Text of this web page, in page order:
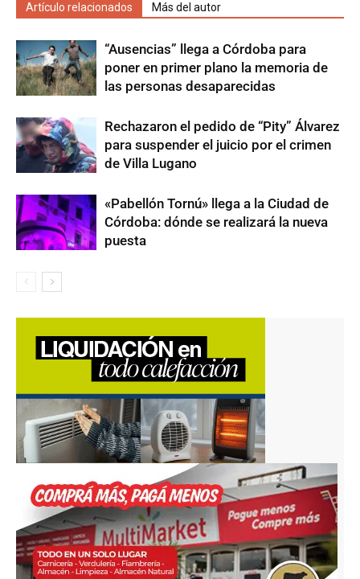
Artículo relacionados Más del autor
“Ausencias” llega a Córdoba para
poner en primer plano la memoria de
las personas desaparecidas
Rechazaron el pedido de “Pity” Álvarez
para suspender el juicio por el crimen
de Villa Lugano
«Pabellón Tornú» llega a la Ciudad de
Córdoba: dónde se realizará la nueva
puesta